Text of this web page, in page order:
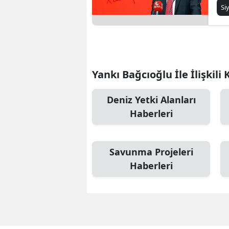
Yankı Bağcıoğlu İle İlişkili
Deniz Yetki Alanları
Haberleri
Savunma Projeleri
Haberleri